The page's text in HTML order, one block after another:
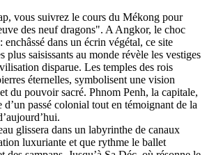
vous suivrez le cours du Mékong pour
des neuf dragons". A Angkor, le choc
enchâssé dans un écrin végétal, ce site
plus saisissants au monde révèle les vestiges
disparue. Les temples des rois
éternelles, symbolisent une vision
du pouvoir sacré. Phnom Penh, la capitale,
d’un passé colonial tout en témoignant de la
glissera dans un labyrinthe de canaux
luxuriante et que rythme le ballet